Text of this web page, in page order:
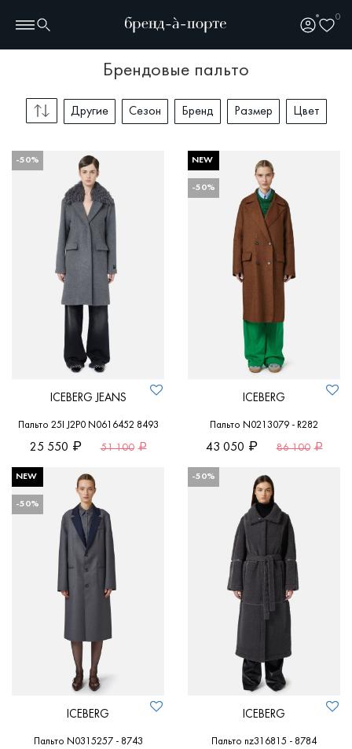
0
брендовые пальто
Другие Сезон Бренд Размер Цвет
-50%
ICEBERG JEANS
Пальто 25I J2P0 N0616452 8493
25 550 51 100
NEW
-50%
ICEBERG
Пальто N0213079 - R282
43 050 86 100
NEW
-50%
ICEBERG
Пальто N0315257 - 8743
-50%
ICEBERG
Пальто nz316815 - 8784